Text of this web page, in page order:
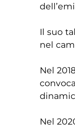
Il suo
nel
Nel
Nel